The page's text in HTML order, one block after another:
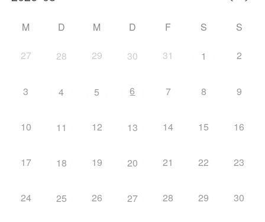
M D M D F S S
27 28 29 30 31 1 2
3 4 5 6 7 8 9
10 11 12 13 14 15 16
17 18 19 20 21 22 23
24 25 26 27 28 29 30